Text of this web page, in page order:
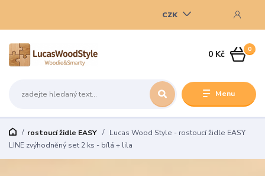
Menu
CZK
0
0 Kč
rostoucí židle EASY
Lucas Wood Style - rostoucí židle EASY
LINE zvýhodněný set 2 ks - bílá + lila